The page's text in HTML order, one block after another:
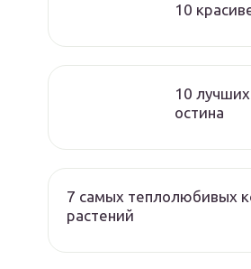
10
10
остина
7 самых теплолюбивых
растений